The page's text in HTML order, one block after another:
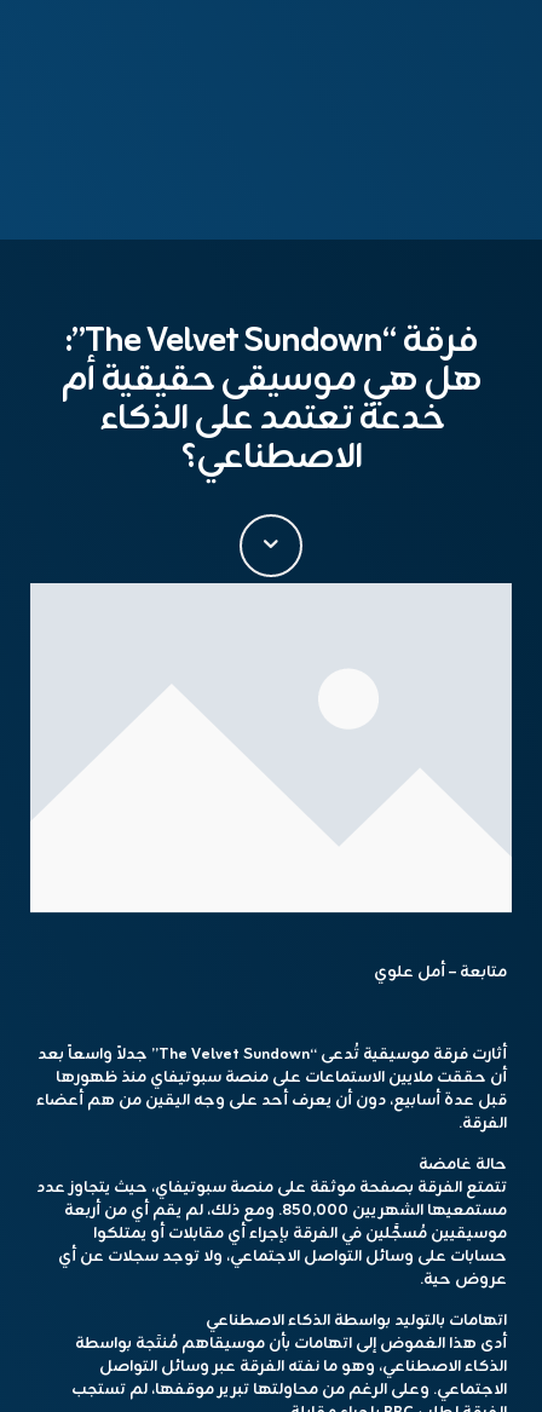
فرقة “The Velvet Sundown”:
هل هي موسيقى حقيقية أم
خدعة تعتمد على الذكاء
الاصطناعي؟
متابعة – أمل علوي
أثارت فرقة موسيقية تُدعى “The Velvet Sundown” جدلاً واسعاً بعد
أن حققت ملايين الاستماعات على منصة سبوتيفاي منذ ظهورها
قبل عدة أسابيع، دون أن يعرف أحد على وجه اليقين من هم أعضاء
الفرقة.
حالة غامضة
تتمتع الفرقة بصفحة موثقة على منصة سبوتيفاي، حيث يتجاوز عدد
مستمعيها الشهريين 850,000. ومع ذلك، لم يقم أي من أربعة
موسيقيين مُسجَّلين في الفرقة بإجراء أي مقابلات أو يمتلكوا
حسابات على وسائل التواصل الاجتماعي، ولا توجد سجلات عن أي
عروض حية.
اتهامات بالتوليد بواسطة الذكاء الاصطناعي
أدى هذا الغموض إلى اتهامات بأن موسيقاهم مُنتَجة بواسطة
الذكاء الاصطناعي، وهو ما نفته الفرقة عبر وسائل التواصل
الاجتماعي. وعلى الرغم من محاولتها تبرير موقفها، لم تستجب